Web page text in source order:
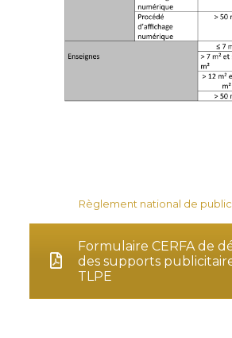
Règlement national de
Formulaire CERFA de
des supports
TLPE